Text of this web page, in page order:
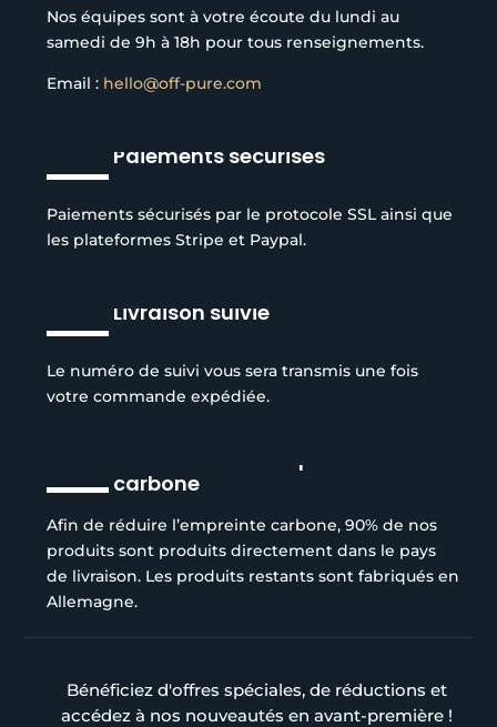
Nos équipes sont à votre écoute du lundi au
samedi de 9h à 18h pour tous renseignements.
Email : hello@off-pure.com
Paiements sécurisés
Paiements sécurisés par le protocole SSL ainsi que
les plateformes Stripe et Paypal.
Livraison suivie
Le numéro de suivi vous sera transmis une fois
votre commande expédiée.
carbone
Afin de réduire l’empreinte carbone, 90% de nos
produits sont produits directement dans le pays
de livraison. Les produits restants sont fabriqués en
Allemagne.
Bénéficiez d'offres spéciales, de réductions et
accédez à nos nouveautés en avant-première !